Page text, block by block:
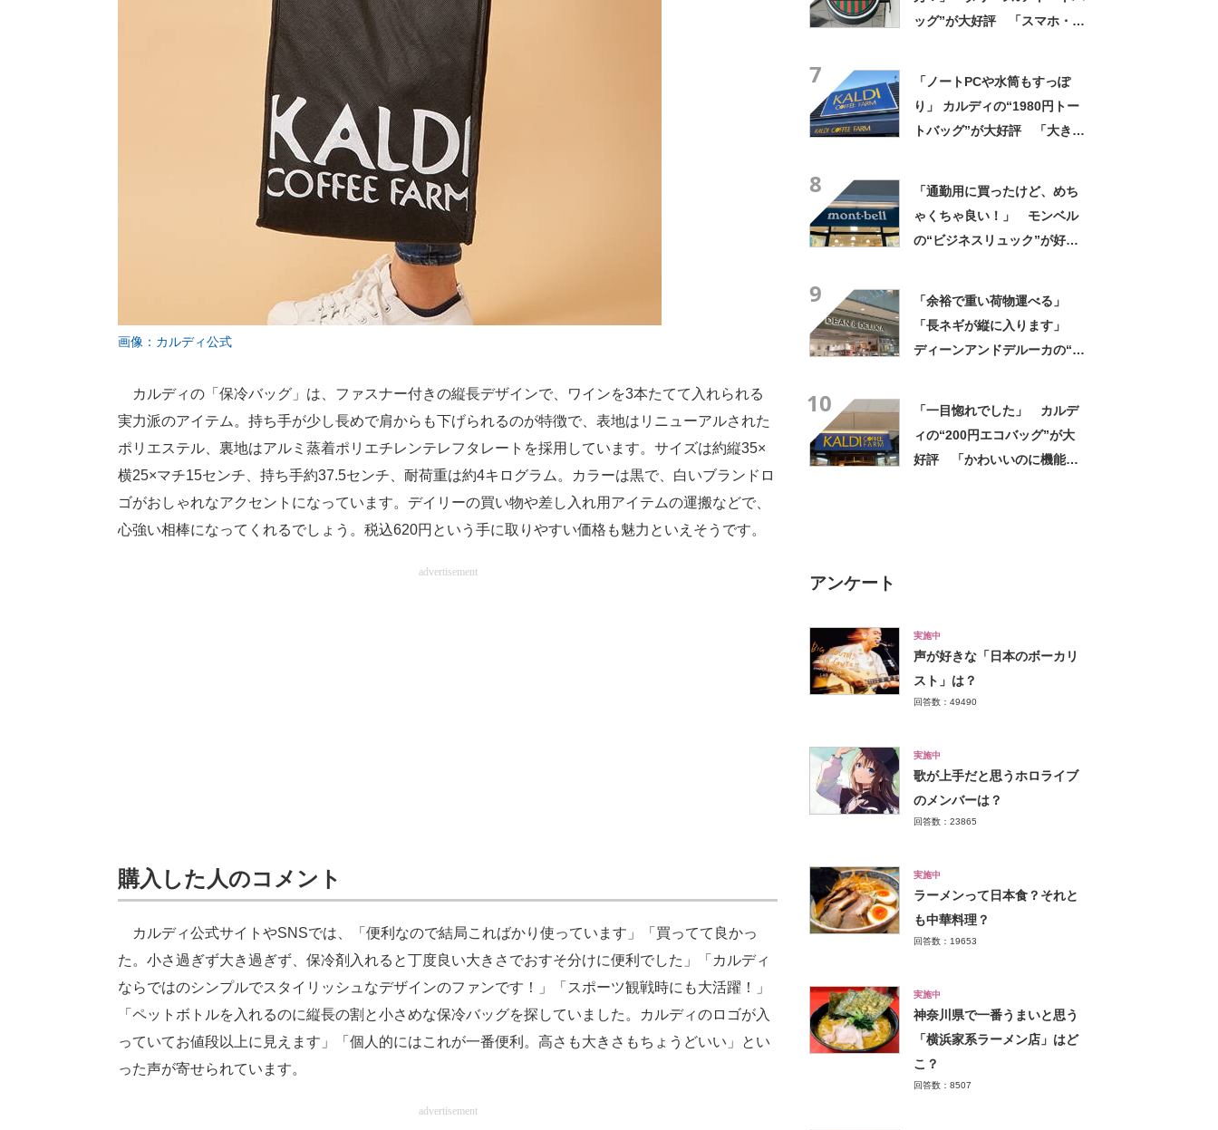
画像：カルディ公式
カルディの「保冷バッグ」は、ファスナー付きの縦長デザインで、ワインを3本たてて入れられる
実力派のアイテム。持ち手が少し長めで肩からも下げられるのが特徴で、表地はリニューアルされた
ポリエステル、裏地はアルミ蒸着ポリエチレンテレフタレートを採用しています。サイズは約縦35×
横25×マチ15センチ、持ち手約37.5センチ、耐荷重は約4キログラム。カラーは黒で、白いブランドロ
ゴがおしゃれなアクセントになっています。デイリーの買い物や差し入れ用アイテムの運搬などで、
心強い相棒になってくれるでしょう。税込620円という手に取りやすい価格も魅力といえそうです。
advertisement
購入した人のコメント
カルディ公式サイトやSNSでは、「便利なので結局こればかり使っています」「買ってて良かっ
た。小さ過ぎず大き過ぎず、保冷剤入れると丁度良い大きさでおすそ分けに便利でした」「カルディ
ならではのシンプルでスタイリッシュなデザインのファンです！」「スポーツ観戦時にも大活躍！」
「ペットボトルを入れるのに縦長の割と小さめな保冷バッグを探していました。カルディのロゴが入
っていてお値段以上に見えます」「個人的にはこれが一番便利。高さも大きさもちょうどいい」とい
った声が寄せられています。
advertisement
ッグ”が大好評 「スマホ・財
7
「ノートPCや水筒もすっぽ
り」 カルディの“1980円トー
トバッグ”が大好評 「大きさ
8
「通勤用に買ったけど、めち
ゃくちゃ良い！」 モンベル
の“ビジネスリュック”が好
9
「余裕で重い荷物運べる」
「長ネギが縦に入ります」
ディーンアンドデルーカの“折
10
「一目惚れでした」 カルデ
ィの“200円エコバッグ”が大
好評 「かわいいのに機能
アンケート
実施中
声が好きな「日本のボーカリ
スト」は？
回答数：49490
実施中
歌が上手だと思うホロライブ
のメンバーは？
回答数：23865
実施中
ラーメンって日本食？それと
も中華料理？
回答数：19653
実施中
神奈川県で一番うまいと思う
「横浜家系ラーメン店」はど
こ？
回答数：8507